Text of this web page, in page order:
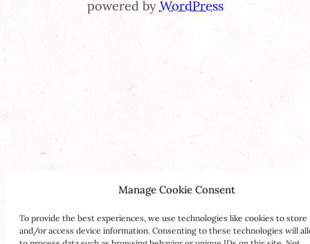
Manage Cookie Consent
To provide the best experiences, we use technologies like cookies to store
and/or access device information. Consenting to these technologies will
powered by WordPress